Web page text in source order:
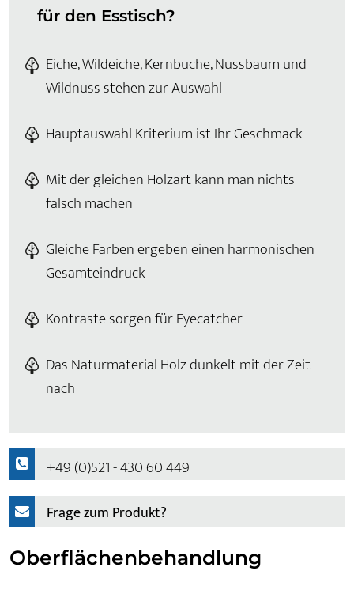
für den Esstisch?
Eiche, Wildeiche, Kernbuche, Nussbaum und
Wildnuss stehen zur Auswahl
Hauptauswahl Kriterium ist Ihr Geschmack
Mit der gleichen Holzart kann man nichts
falsch machen
Gleiche Farben ergeben einen harmonischen
Gesamteindruck
Kontraste sorgen für Eyecatcher
Das Naturmaterial Holz dunkelt mit der Zeit
nach
+49 (0)521 - 430 60 449
Frage zum Produkt?
Oberflächenbehandlung